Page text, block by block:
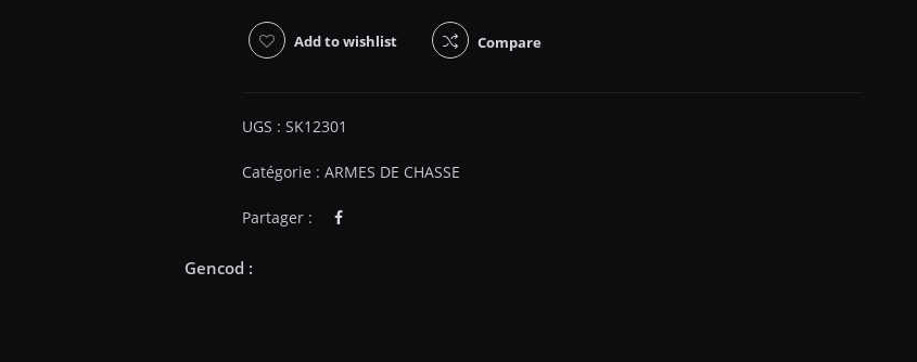
Add to wishlist Compare
UGS : SK12301
Catégorie : ARMES DE CHASSE
Partager :